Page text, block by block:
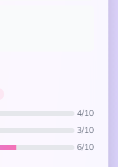
4/10
3/10
6/10